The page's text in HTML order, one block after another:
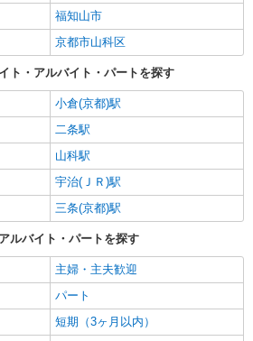
福知山市
京都市山科区
ト・アルバイト・パートを探す
小倉(京都)駅
二条駅
山科駅
宇治(ＪＲ)駅
三条(京都)駅
ルバイト・パートを探す
主婦・主夫歓迎
パート
短期（3ヶ月以内）